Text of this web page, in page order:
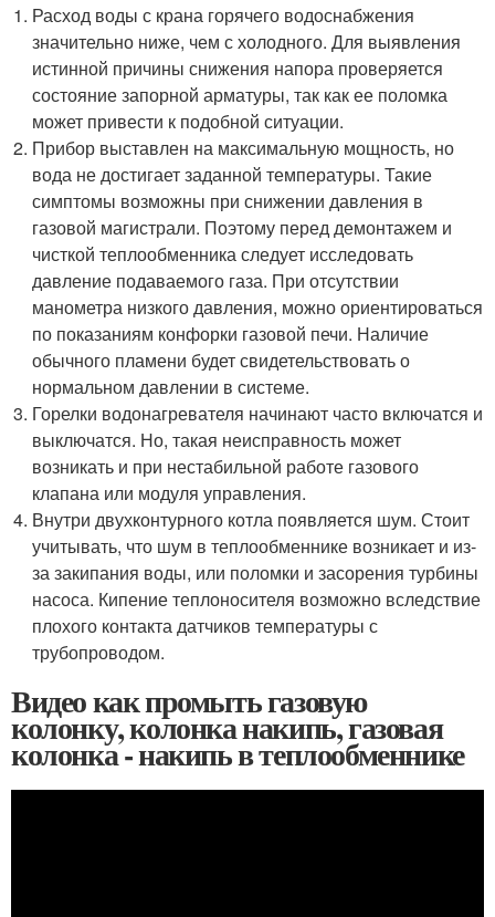
Расход воды с крана горячего водоснабжения
значительно ниже, чем с холодного. Для выявления
истинной причины снижения напора проверяется
состояние запорной арматуры, так как ее поломка
может привести к подобной ситуации.
Прибор выставлен на максимальную мощность, но
вода не достигает заданной температуры. Такие
симптомы возможны при снижении давления в
газовой магистрали. Поэтому перед демонтажем и
чисткой теплообменника следует исследовать
давление подаваемого газа. При отсутствии
манометра низкого давления, можно ориентироваться
по показаниям конфорки газовой печи. Наличие
обычного пламени будет свидетельствовать о
нормальном давлении в системе.
Горелки водонагревателя начинают часто включатся и
выключатся. Но, такая неисправность может
возникать и при нестабильной работе газового
клапана или модуля управления.
Внутри двухконтурного котла появляется шум. Стоит
учитывать, что шум в теплообменнике возникает и из-
за закипания воды, или поломки и засорения турбины
насоса. Кипение теплоносителя возможно вследствие
плохого контакта датчиков температуры с
трубопроводом.
Видео как промыть газовую
колонку, колонка накипь, газовая
колонка - накипь в теплообменнике